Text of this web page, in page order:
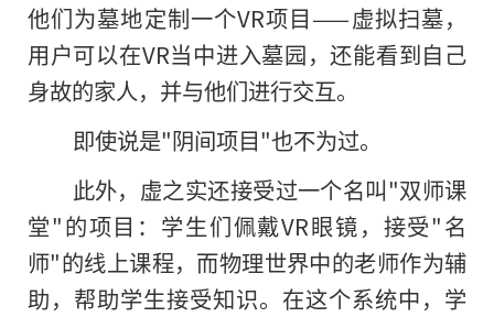
他们为墓地定制一个VR项目——虚拟扫墓，
用户可以在VR当中进入墓园，还能看到自己
身故的家人，并与他们进行交互。
即使说是"阴间项目"也不为过。
此外，虚之实还接受过一个名叫"双师课
堂"的项目：学生们佩戴VR眼镜，接受"名
师"的线上课程，而物理世界中的老师作为辅
助，帮助学生接受知识。在这个系统中，学